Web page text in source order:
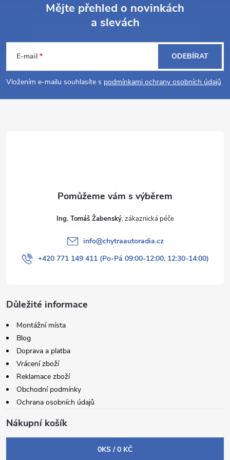
p
a
Mějte přehled o novinkách
a slevách
E-mail
Vložením e-mailu souhlasíte s podmínkami ochrany osobních údajů
ODEBÍRAT
Ing. Tomáš Žabenský
info@chytraautoradia.cz
+420 771 149 411 (Po-Pá 09:00-12:00, 12:30-14:00)
Důležité informace
Montážní místa
Blog
Doprava a platba
Vrácení zboží
Reklamace zboží
Obchodní podmínky
Ochrana osobních údajů
Nákupní košík
0KS /0 KČ